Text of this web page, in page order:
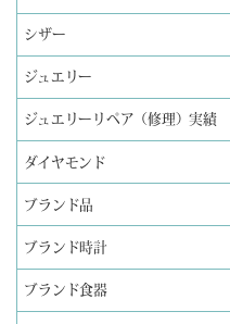
シザー
ジュエリー
ジュエリーリペア（修理）実績
ダイヤモンド
ブランド品
ブランド時計
ブランド食器